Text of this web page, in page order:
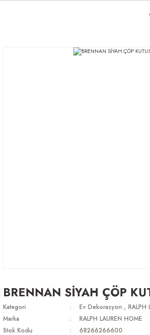
BRENNAN SİYAH ÇÖP
Kategori Ev Dekorasyon , RALPH
Marka
RALPH LAUREN HOME
Stok Kodu
68266266600